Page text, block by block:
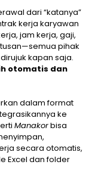
dari “katanya”
kerja karyawan
jam kerja, gaji,
pihak
kapan saja.
otomatis dan
dalam format
ke
Manakorbisa
secara otomatis,
Excel dan folder